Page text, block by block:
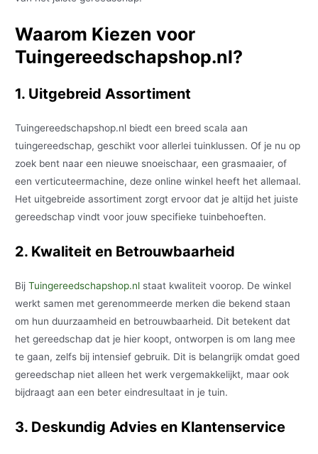
Waarom Kiezen voor
Tuingereedschapshop.nl?
1. Uitgebreid Assortiment
Tuingereedschapshop.nl biedt een breed scala aan
tuingereedschap, geschikt voor allerlei tuinklussen. Of je nu op
zoek bent naar een nieuwe snoeischaar, een grasmaaier, of
een verticuteermachine, deze online winkel heeft het allemaal.
Het uitgebreide assortiment zorgt ervoor dat je altijd het juiste
gereedschap vindt voor jouw specifieke tuinbehoeften.
2. Kwaliteit en Betrouwbaarheid
BijTuingereedschapshop.nl staat kwaliteit voorop. De winkel
werkt samen met gerenommeerde merken die bekend staan
om hun duurzaamheid en betrouwbaarheid. Dit betekent dat
het gereedschap dat je hier koopt, ontworpen is om lang mee
te gaan, zelfs bij intensief gebruik. Dit is belangrijk omdat goed
gereedschap niet alleen het werk vergemakkelijkt, maar ook
bijdraagt aan een beter eindresultaat in je tuin.
3. Deskundig Advies en Klantenservice